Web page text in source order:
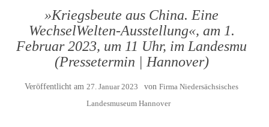
»Kriegsbeute aus China. Eine
WechselWelten-Ausstellung«, am 1.
Februar 2023, um 11 Uhr, im Landesmu
(Pressetermin | Hannover)
Veröffentlicht am 27. Januar 2023 von Firma Niedersächsisches
Landesmuseum Hannover